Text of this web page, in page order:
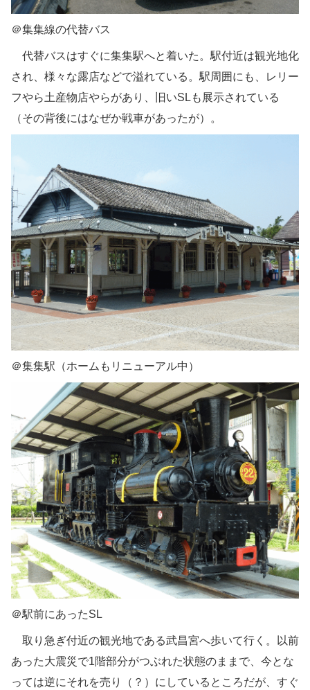
＠集集線の代替バス
代替バスはすぐに集集駅へと着いた。駅付近は観光地化
され、様々な露店などで溢れている。駅周囲にも、レリー
フやら土産物店やらがあり、旧いSLも展示されている
（その背後にはなぜか戦車があったが）。
＠集集駅（ホームもリニューアル中）
＠駅前にあったSL
取り急ぎ付近の観光地である武昌宮へ歩いて行く。以前
あった大震災で1階部分がつぶれた状態のままで、今とな
っては逆にそれを売り（？）にしているところだが、すぐ